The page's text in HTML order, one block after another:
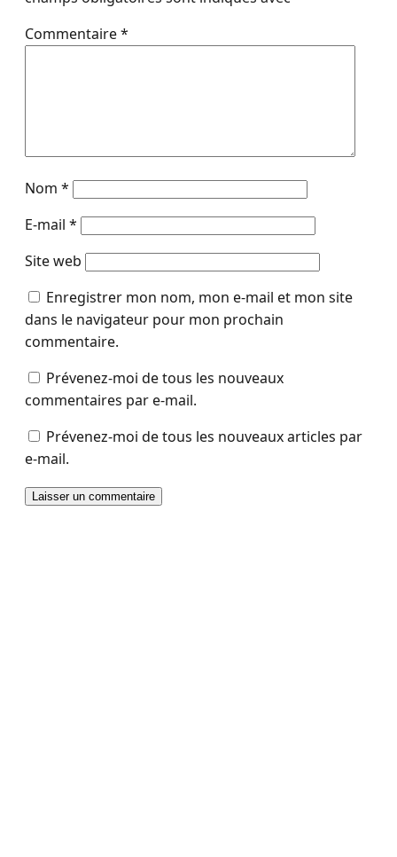
Commentaire*
Nom *
E-mail *
Site web
Enregistrer mon nom, mon e-mail et mon site
dans le navigateur pour mon prochain
commentaire.
Prévenez-moi de tous les nouveaux
commentaires par e-mail.
Prévenez-moi de tous les nouveaux articles par
e-mail.